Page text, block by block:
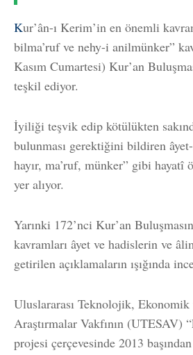
Kur’ân-ı Kerim’in en önemli
bilma’ruf ve nehy-i anilmünker”
Kasım Cumartesi) Kur’an
teşkil ediyor.
İyiliği teşvik edip kötülükten
bulunması gerektiğini bildiren
hayır, ma’ruf, münker” gibi hayatî
yer alıyor.
Yarınki 172’nci Kur’an
kavramları âyet ve hadislerin ve
getirilen açıklamaların ışığında
Uluslararası Teknolojik, Ekonomik
Araştırmalar Vakfının (UTESAV)
projesi çerçevesinde 2013